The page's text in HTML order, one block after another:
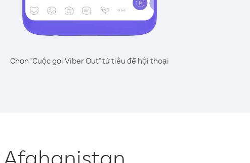
Chọn "Cuộc gọi Viber Out" từ tiêu đề hội thoại